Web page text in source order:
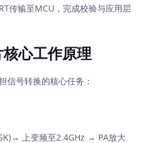
输至MCU，完成校验与应用层
心工作原理
号转换的核心任务：
上变频至2.4GHz → PA放大